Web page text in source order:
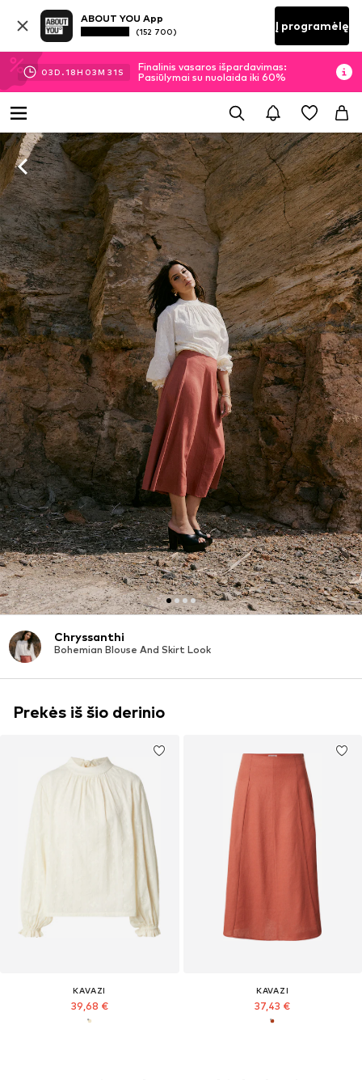
ABOUT YOU App
(152 700) Į programėlę
03D.18H 03M 29 S
Finalinis vasaros išpardavimas:
Pasiūlymai su nuolaida iki 60%
Chryssanthi
Bohemian Blouse And Skirt Look
Prekės iš šio derinio
KAVAZI
39,68 €
KAVAZI
37,43 €